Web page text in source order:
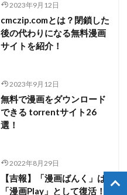
2023年9月12日
cmczip.comとは？閉鎖した
後の代わりになる無料漫画
サイトを紹介！
2023年9月12日
無料で漫画をダウンロード
できる torrentサイト26
選！
2022年8月29日
【吉報】「漫画ばんく」は
「漫画Play」として復活！